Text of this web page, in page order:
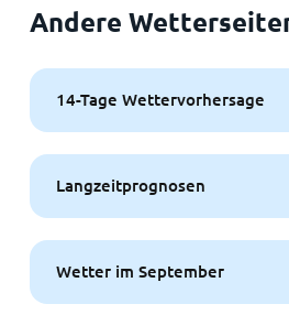
Andere
14-Tage Wettervorhersage
Langzeitprognosen
Wetter im September